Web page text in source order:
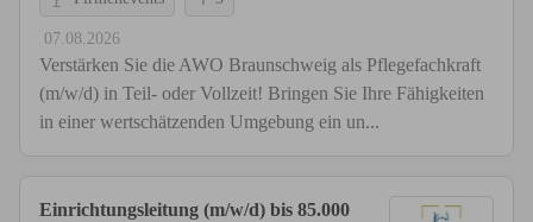
07.08.2026
Verstärken Sie die AWO Braunschweig als Pflegefachkraft
(m/w/d) in Teil- oder Vollzeit! Bringen Sie Ihre Fähigkeiten
in einer wertschätzenden Umgebung ein un...
Einrichtungsleitung (m/w/d) bis 85.000